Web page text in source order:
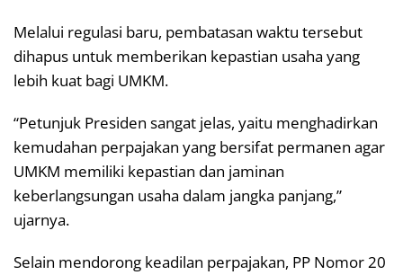
Melalui regulasi baru, pembatasan waktu tersebut
dihapus untuk memberikan kepastian usaha yang
lebih kuat bagi UMKM.
“Petunjuk Presiden sangat jelas, yaitu menghadirkan
kemudahan perpajakan yang bersifat permanen agar
UMKM memiliki kepastian dan jaminan
keberlangsungan usaha dalam jangka panjang,”
ujarnya.
Selain mendorong keadilan perpajakan, PP Nomor 20